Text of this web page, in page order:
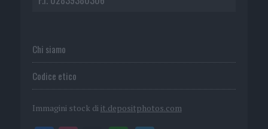
Chi siamo
Codice etico
Immagini stock di it.depositphotos.com